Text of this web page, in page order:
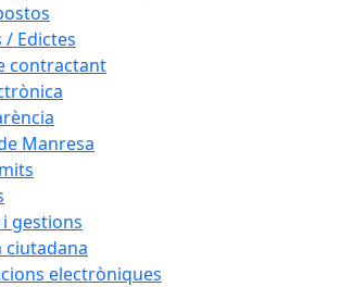
/ Edictes
contractant
Manresa
gestions
ciutadana
electròniques